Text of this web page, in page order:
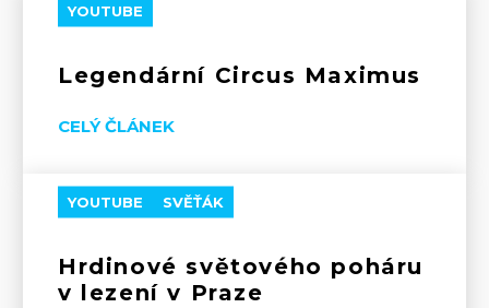
YOUTUBE
Legendární Circus Maximus
CELÝ ČLÁNEK
YOUTUBE SVĚŤÁK
Hrdinové světového poháru
v lezení v Praze